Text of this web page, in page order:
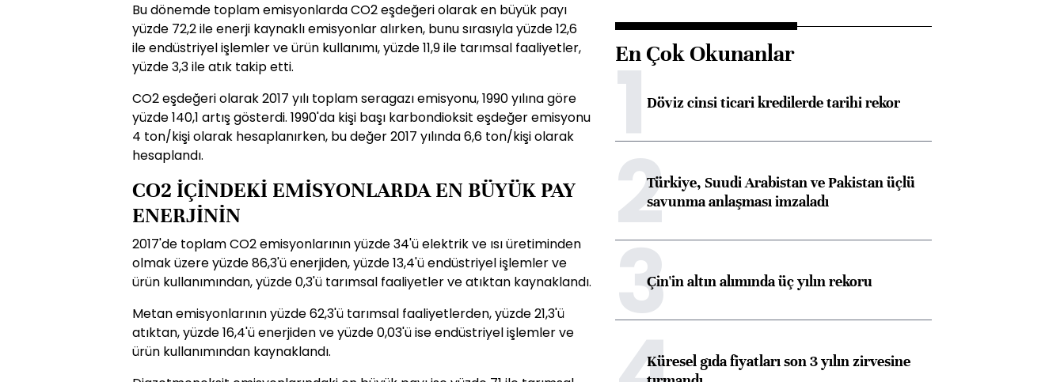
Bu dönemde toplam emisyonlarda CO2 eşdeğeri olarak en büyük payı
yüzde 72,2 ile enerji kaynaklı emisyonlar alırken, bunu sırasıyla yüzde 12,6
ile endüstriyel işlemler ve ürün kullanımı, yüzde 11,9 ile tarımsal faaliyetler,
yüzde 3,3 ile atık takip etti.
CO2 eşdeğeri olarak 2017 yılı toplam seragazı emisyonu, 1990 yılına göre
yüzde 140,1 artış gösterdi. 1990'da kişi başı karbondioksit eşdeğer emisyonu
4 ton/kişi olarak hesaplanırken, bu değer 2017 yılında 6,6 ton/kişi olarak
hesaplandı.
CO2 İÇİNDEKİ EMİSYONLARDA EN BÜYÜK PAY
ENERJİNİN
2017'de toplam CO2 emisyonlarının yüzde 34'ü elektrik ve ısı üretiminden
olmak üzere yüzde 86,3'ü enerjiden, yüzde 13,4'ü endüstriyel işlemler ve
ürün kullanımından, yüzde 0,3'ü tarımsal faaliyetler ve atıktan kaynaklandı.
Metan emisyonlarının yüzde 62,3'ü tarımsal faaliyetlerden, yüzde 21,3'ü
atıktan, yüzde 16,4'ü enerjiden ve yüzde 0,03'ü ise endüstriyel işlemler ve
ürün kullanımından kaynaklandı.
En Çok Okunanlar
1Döviz cinsi ticari kredilerde tarihi rekor
2Türkiye, Suudi Arabistan ve Pakistan üçlü
savunma anlaşması imzaladı
3Çin'in altın alımında üç yılın rekoru
Küresel gıda fiyatları son 3 yılın zirvesine